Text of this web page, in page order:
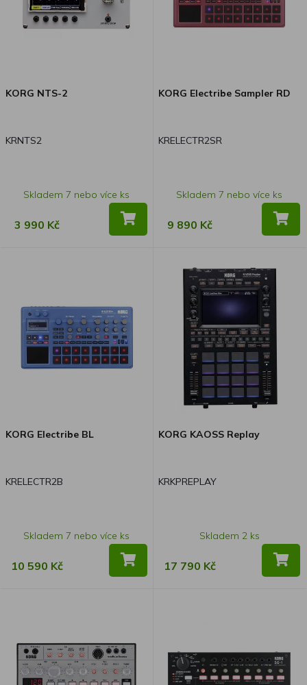
KORG NTS-2
KRNTS2
Skladem 7 nebo více ks
3 990 Kč
KORG Electribe Sampler RD
KRELECTR2SR
Skladem 7 nebo více ks
9 890 Kč
KORG Electribe BL
KRELECTR2B
Skladem 7 nebo více ks
10 590 Kč
KORG KAOSS Replay
KRKPREPLAY
Skladem 2 ks
17 790 Kč